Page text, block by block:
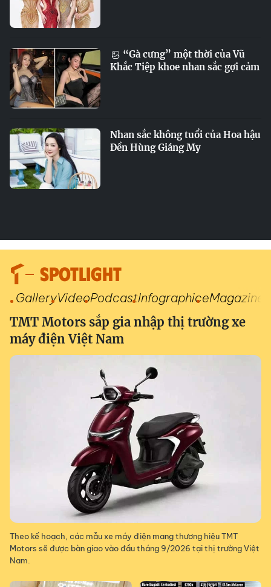
“Gà cưng” một thời của Vũ
Khắc Tiệp khoe nhan sắc gợi cảm
Nhan sắc không tuổi của Hoa hậu
Đền Hùng Giáng My
SPOTLIGHT
GalleryVideoPodcastInfographiceMagazine
TMT Motors sắp gia nhập thị trường xe
máy điện Việt Nam
Theo kế hoạch, các mẫu xe máy điện mang thương hiệu TMT
Motors sẽ được bàn giao vào đầu tháng 9/2026 tại thị trường Việt
Nam.